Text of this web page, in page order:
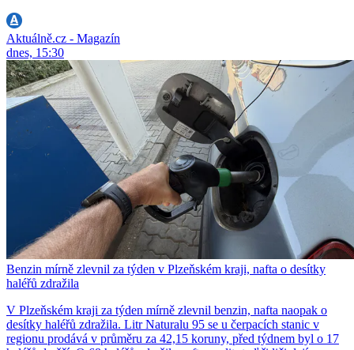
Aktuálně.cz - Magazín
dnes, 15:30
Benzin mírně zlevnil za týden v Plzeňském kraji, nafta o desítky
haléřů zdražila
V Plzeňském kraji za týden mírně zlevnil benzin, nafta naopak o
desítky haléřů zdražila. Litr Naturalu 95 se u čerpacích stanic v
regionu prodává v průměru za 42,15 koruny, před týdnem byl o 17